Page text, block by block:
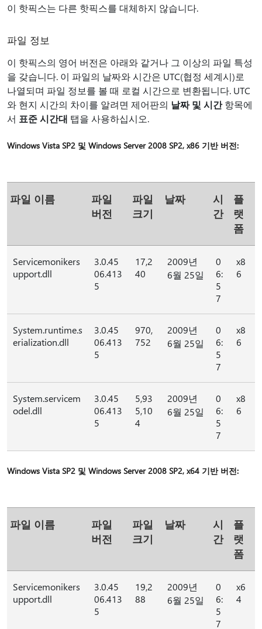
이 핫픽스는 다른 핫픽스를 대체하지 않습니다.
파일 정보
이 핫픽스의 영어 버전은 아래와 같거나 그 이상의 파일 특성
을 갖습니다. 이 파일의 날짜와 시간은 UTC(협정 세계시)로
나열되며 파일 정보를 볼 때 로컬 시간으로 변환됩니다. UTC
와 현지 시간의 차이를 알려면 제어판의 날짜 및 시간항목에
서 표준 시간대 탭을 사용하십시오.
Windows Vista SP2 및 Windows Server 2008 SP2, x86 기반 버전:
파일 이름
파일
버전
파일
크기
날짜
시
간
플
랫
폼
Servicemonikers
upport.dll
3.0.45
06.413
5
17,2
40
2009년
6월 25일
0
6:
5
7
x8
6
System.runtime.s
erialization.dll
3.0.45
06.413
5
970,
752
2009년
6월 25일
0
6:
5
7
x8
6
System.servicem
odel.dll
3.0.45
06.413
5
5,93
5,10
4
2009년
6월 25일
0
6:
5
7
x8
6
Windows Vista SP2 및 Windows Server 2008 SP2, x64 기반 버전:
파일 이름
파일
버전
파일
크기
날짜
시
간
플
랫
폼
Servicemonikers
upport.dll
3.0.45
06.413
5
19,2
88
2009년
6월 25일
0
6:
5
7
x6
4